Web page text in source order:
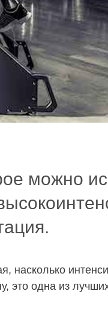
можно
насколько
это одна из